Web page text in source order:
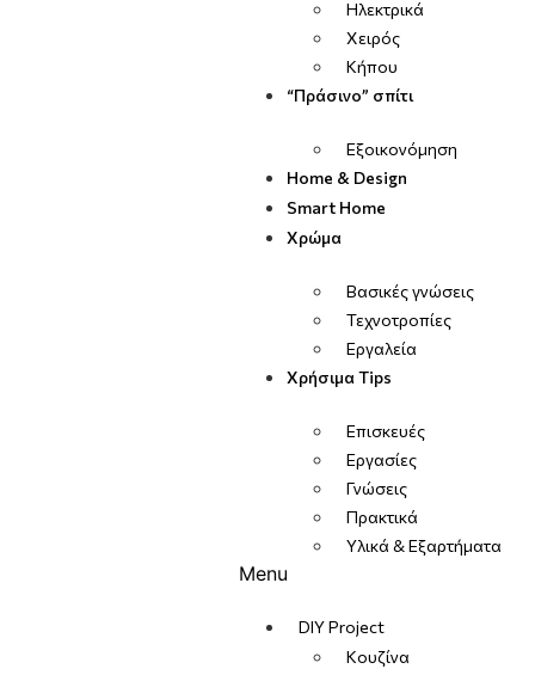
Ηλεκτρικά
Χειρός
Κήπου
“Πράσινο” σπίτι
Εξοικονόμηση
Home & Design
Smart Home
Χρώμα
Βασικές γνώσεις
Τεχνοτροπίες
Εργαλεία
Χρήσιμα Tips
Επισκευές
Εργασίες
Γνώσεις
Πρακτικά
Υλικά & Εξαρτήματα
Menu
DIY Project
Κουζίνα